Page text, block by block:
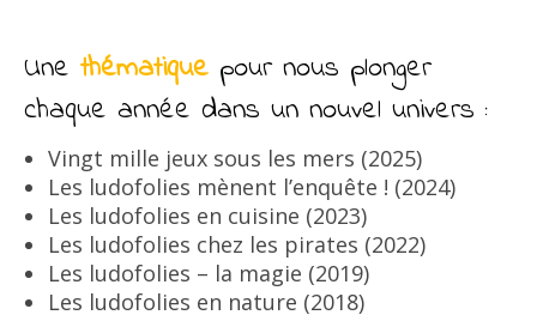
Une thématique pour nous plonger
chaque année dans un nouvel univers :
Vingt mille jeux sous les mers (2025)
Les ludofolies mènent l’enquête ! (2024)
Les ludofolies en cuisine (2023)
Les ludofolies chez les pirates (2022)
Les ludofolies – la magie (2019)
Les ludofolies en nature (2018)